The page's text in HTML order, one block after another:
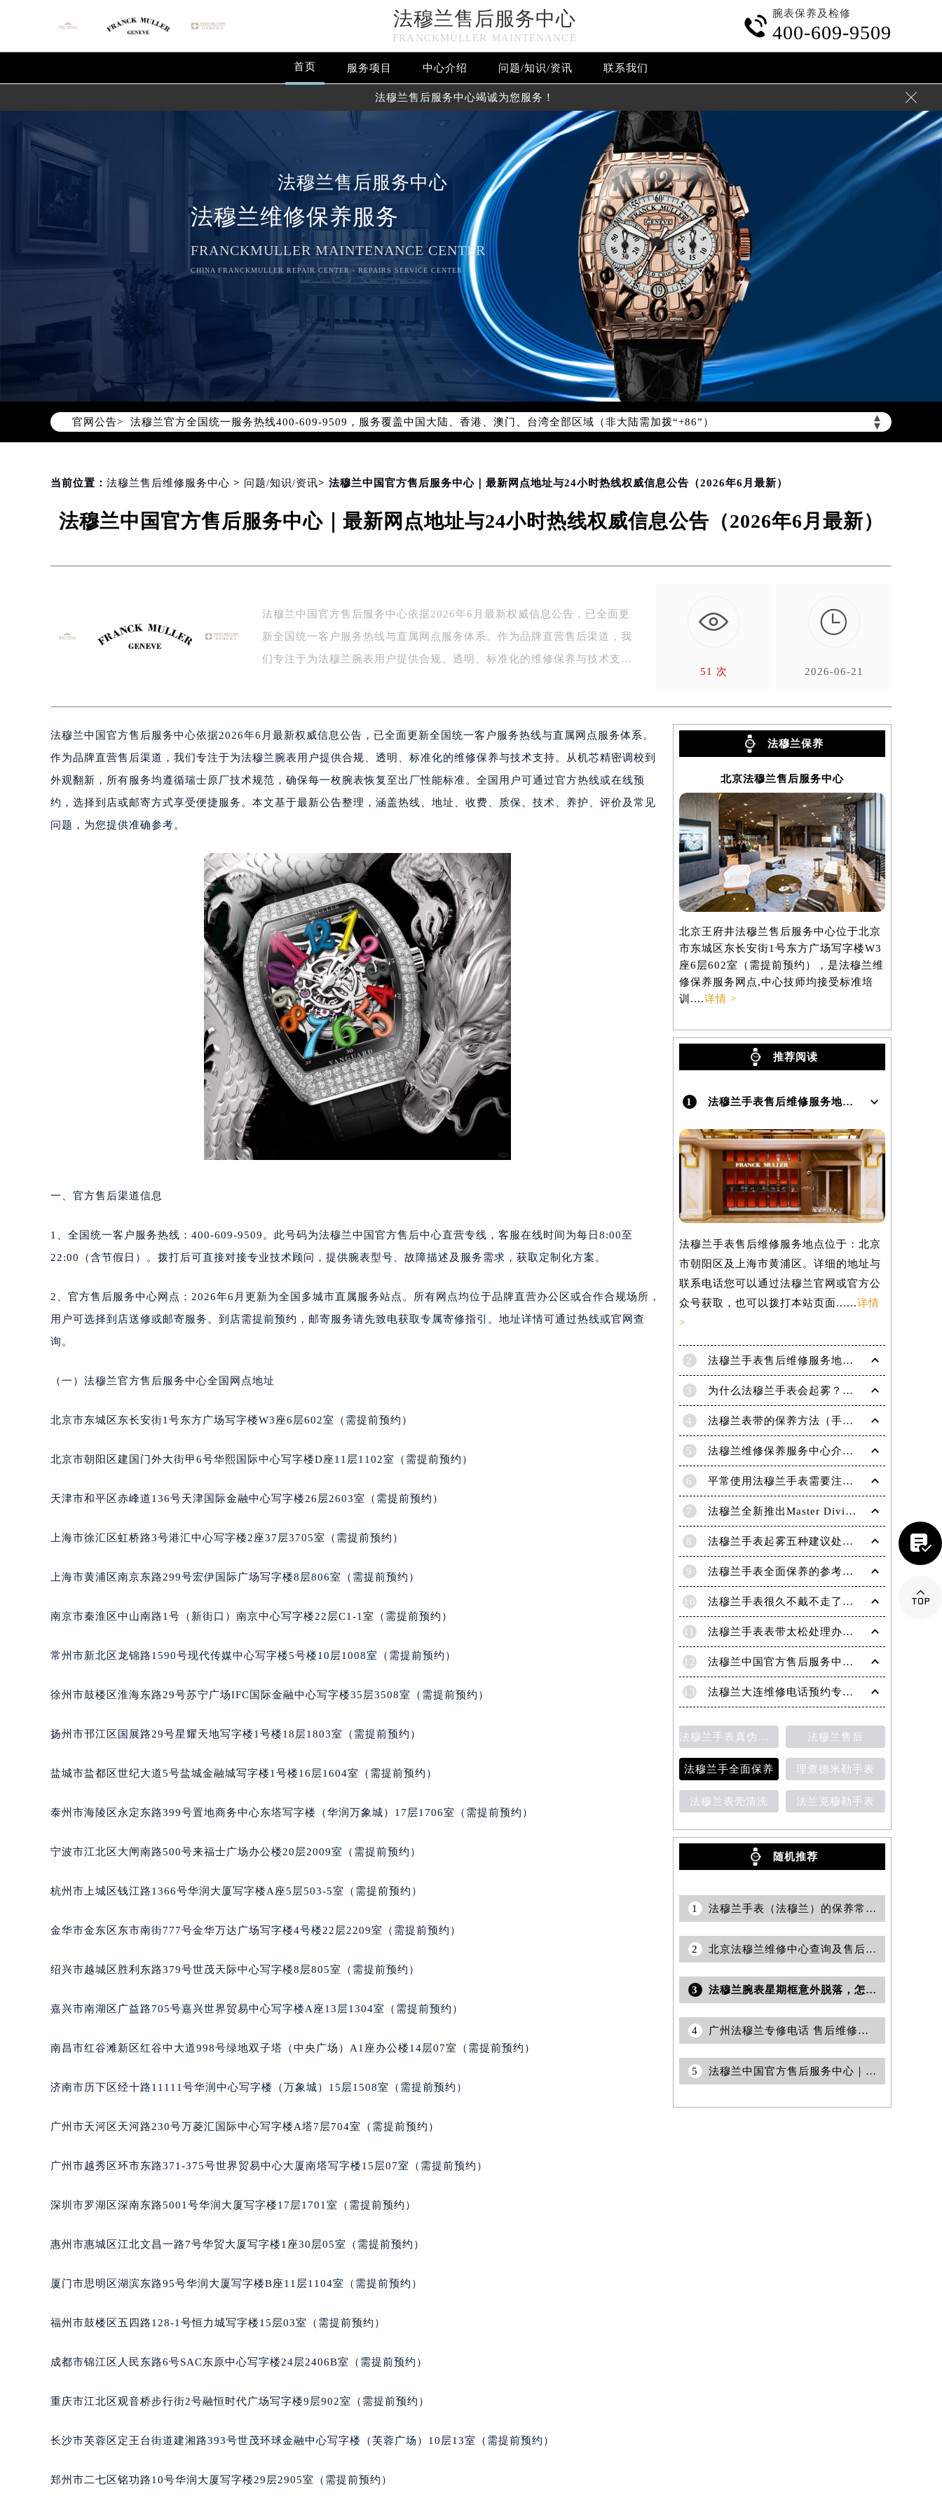
法穆兰售后服务中心
FRANCKMULLER MAINTENANCE

腕表保养及检修
400-609-9509
首页 服务项目 中心介绍 问题/知识/资讯 联系我们
法穆兰售后服务中心竭诚为您服务！ 
法穆兰售后服务中心
法穆兰维修保养服务
FRANCKMULLER MAINTENANCE CENTER
CHINA FRANCKMULLER REPAIR CENTER - REPAIRS SERVICE CENTER
官网公告> ▲
▼
2026年8月法穆兰中国区售后服务网络优化升级公告
2026年8月法穆兰全国官方售后客户服务热线：400-609-9509
法穆兰官方全国统一服务热线400-609-9509，服务覆盖中国大陆、香港、澳门、台湾全部区域（非大陆需加拨“+86”）
2026年8月法穆兰售后服务中心最新网点地址：
北京市东城区东长安街1号东方广场写字楼W3座6层602室（需提前预约）
上海市徐汇区虹桥路3号港汇中心写字楼2座37层3705室（需提前预约）
扬州市邗江区国展路29号星耀天地写字楼1号楼18层1803室（需提前预约）
盐城市盐都区世纪大道5号盐城金融城写字楼1号楼16层1604室（需提前预约）
泰州市海陵区永定东路399号置地商务中心东塔写字楼（华润万象城）17层1706室（需提前预约）
绍兴市越城区胜利东路379号世茂天际中心写字楼8层805室（需提前预约）
嘉兴市南湖区广益路705号嘉兴世界贸易中心写字楼A座13层1304室（需提前预约）
南昌市红谷滩新区红谷中大道998号绿地双子塔（中央广场）A1座办公楼14层07室（需提前预约）
济南市历下区经十路11111号华润中心写字楼（万象城）15层1508室（需提前预约）
广州市越秀区环市东路371-375号世界贸易中心大厦南塔写字楼15层07室（需提前预约）
深圳市罗湖区深南东路5001号华润大厦写字楼17层1701室（需提前预约）
惠州市惠城区江北文昌一路7号华贸大厦写字楼1座30层05室（需提前预约）
厦门市思明区湖滨东路95号华润大厦写字楼B座11层1104室（需提前预约）
福州市鼓楼区五四路128-1号恒力城写字楼15层03室（需提前预约）
成都市锦江区人民东路6号SAC东原中心写字楼24层2406B室（需提前预约）
重庆市江北区观音桥步行街2号融恒时代广场写字楼9层902室（需提前预约）
长沙市芙蓉区定王台街道建湘路393号世茂环球金融中心写字楼（芙蓉广场）10层13室（需提前预约）
郑州市二七区铭功路10号华润大厦写字楼29层2905室（需提前预约）
太原市迎泽区解放路15号亨得利名表服务中心（品牌授权店）3层整层（需提前预约）
沈阳市沈河区中街路137号亨得利名表服务中心（品牌授权店）1层整层（需提前预约）
沈阳市沈河区中街路83号亨得利名表服务中心（品牌授权店）1层整层（需提前预约）
乌鲁木齐市天山区红山路26号时代广场（CCMALL）C座17层17-B（需提前预约）
温州市鹿城区锦绣路1067号置信广场10层1015室（需提前预约）
哈尔滨市道里区友谊西路600号富力中心T2座写字楼29层03室（需提前预约）
大连市中山区人民路15号国际金融大厦7层G室（需提前预约）
佛山市禅城区季华五路57号万科金融中心C座12层1205室（需提前预约）
南宁市青秀区金湖路59号地王大厦12楼1224室（需提前预约）
泉州市丰泽区宝洲路729号浦西万达中心写字楼A座7楼709室（需提前预约）
青岛市南区山东路6号华润大厦B座22层04室（需提前预约）
贵阳市南明区都司高架桥路33号亨特国际金融中心14楼14D（需提前预约）
石家庄市长安区中山东路39号勒泰中心写字楼B座13层07室（需提前预约）
海口市龙华区金贸东路5号海口华润大厦B座17层1707室（需提前预约）
台州市椒江区东海大道1800号腾达中心东1幢20楼2002室（需提前预约）
甘肃省兰州市七里河区西津西路16号兰州中心写字楼21层2102室（需提前预约）
黑龙江省大庆市萨尔图区会战大街法穆兰售后服务中心（需提前预约）
黑龙江省黑河市爱辉区中央街法穆兰售后服务中心（需提前预约）
黑龙江省佳木斯市向阳区长安路法穆兰售后服务中心（需提前预约）
黑龙江省七台河市桃山区大同街法穆兰售后服务中心（需提前预约）
黑龙江省双鸭山市尖山区新兴大街法穆兰售后服务中心（需提前预约）
黑龙江省伊春市伊美区通河路法穆兰售后服务中心（需提前预约）
吉林省白山市浑江区浑江大街法穆兰售后服务中心（需提前预约）
吉林省辽源市龙山区人民大街法穆兰售后服务中心（需提前预约）
吉林省四平市铁东区紫气大路与南九经街交汇处法穆兰售后服务中心（需提前预约）
吉林省通化市东昌区环通乡江南大街法穆兰售后服务中心（需提前预约）
辽宁省鞍山市铁东区站前街法穆兰售后服务中心（需提前预约）
辽宁省朝阳市双塔区新华路法穆兰售后服务中心（需提前预约）
辽宁省抚顺市新抚区东一路法穆兰售后服务中心（需提前预约）
辽宁省葫芦岛市连山区中央路法穆兰售后服务中心（需提前预约）
辽宁省辽阳市白塔区新运大街法穆兰售后服务中心（需提前预约）
辽宁省铁岭市银州区南马路法穆兰售后服务中心（需提前预约）
辽宁省沈阳市沈河区中街路137号亨得利名表维修授权店1楼法穆兰售后服务中心（需提前预约）
北京市朝阳区建国门外大街甲6号华熙国际中心D座11层1102室法穆兰售后服务中心（北京总部）（需提前预约）
河北省保定市竞秀区朝阳北大街北国先天下法穆兰售后服务中心（需提前预约）
内蒙古自治区巴彦淖尔市临河区新华街法穆兰售后服务中心（需提前预约）
内蒙古自治区赤峰市红山区哈达街法穆兰售后服务中心（需提前预约）
内蒙古自治区呼伦贝尔市海拉尔区中央街法穆兰售后服务中心（需提前预约）
内蒙古自治区乌海市海勃湾区人民南路法穆兰售后服务中心（需提前预约）
内蒙古自治区锡林郭勒盟市锡林浩特市光明街与额尔敦路交叉口法穆兰售后服务中心（需提前预约）
当前位置： 法穆兰售后维修服务中心 > 问题/知识/资讯> 法穆兰中国官方售后服务中心｜最新网点地址与24小时热线权威信息公告（2026年6月最新）
法穆兰中国官方售后服务中心｜最新网点地址与24小时热线权威信息公告（2026年6月最新）
法穆兰中国官方售后服务中心依据2026年6月最新权威信息公告，已全面更
新全国统一客户服务热线与直属网点服务体系。作为品牌直营售后渠道，我
们专注于为法穆兰腕表用户提供合规、透明、标准化的维修保养与技术支
51 次

2026-06-21
法穆兰中国官方售后服务中心依据2026年6月最新权威信息公告，已全面更新全国统一客户服务热线与直属网点服务体系。
作为品牌直营售后渠道，我们专注于为法穆兰腕表用户提供合规、透明、标准化的维修保养与技术支持。从机芯精密调校到
外观翻新，所有服务均遵循瑞士原厂技术规范，确保每一枚腕表恢复至出厂性能标准。全国用户可通过官方热线或在线预
约，选择到店或邮寄方式享受便捷服务。本文基于最新公告整理，涵盖热线、地址、收费、质保、技术、养护、评价及常见
问题，为您提供准确参考。
一、官方售后渠道信息
1、全国统一客户服务热线：400-609-9509。此号码为法穆兰中国官方售后中心直营专线，客服在线时间为每日8:00至
22:00（含节假日）。拨打后可直接对接专业技术顾问，提供腕表型号、故障描述及服务需求，获取定制化方案。
2、官方售后服务中心网点：2026年6月更新为全国多城市直属服务站点。所有网点均位于品牌直营办公区或合作合规场所，
用户可选择到店送修或邮寄服务。到店需提前预约，邮寄服务请先致电获取专属寄修指引。地址详情可通过热线或官网查
询。
（一）法穆兰官方售后服务中心全国网点地址
北京市东城区东长安街1号东方广场写字楼W3座6层602室（需提前预约）
北京市朝阳区建国门外大街甲6号华熙国际中心写字楼D座11层1102室（需提前预约）
天津市和平区赤峰道136号天津国际金融中心写字楼26层2603室（需提前预约）
上海市徐汇区虹桥路3号港汇中心写字楼2座37层3705室（需提前预约）
上海市黄浦区南京东路299号宏伊国际广场写字楼8层806室（需提前预约）
南京市秦淮区中山南路1号（新街口）南京中心写字楼22层C1-1室（需提前预约）
常州市新北区龙锦路1590号现代传媒中心写字楼5号楼10层1008室（需提前预约）
徐州市鼓楼区淮海东路29号苏宁广场IFC国际金融中心写字楼35层3508室（需提前预约）
扬州市邗江区国展路29号星耀天地写字楼1号楼18层1803室（需提前预约）
盐城市盐都区世纪大道5号盐城金融城写字楼1号楼16层1604室（需提前预约）
泰州市海陵区永定东路399号置地商务中心东塔写字楼（华润万象城）17层1706室（需提前预约）
宁波市江北区大闸南路500号来福士广场办公楼20层2009室（需提前预约）
杭州市上城区钱江路1366号华润大厦写字楼A座5层503-5室（需提前预约）
金华市金东区东市南街777号金华万达广场写字楼4号楼22层2209室（需提前预约）
绍兴市越城区胜利东路379号世茂天际中心写字楼8层805室（需提前预约）
嘉兴市南湖区广益路705号嘉兴世界贸易中心写字楼A座13层1304室（需提前预约）
南昌市红谷滩新区红谷中大道998号绿地双子塔（中央广场）A1座办公楼14层07室（需提前预约）
济南市历下区经十路11111号华润中心写字楼（万象城）15层1508室（需提前预约）
广州市天河区天河路230号万菱汇国际中心写字楼A塔7层704室（需提前预约）
广州市越秀区环市东路371-375号世界贸易中心大厦南塔写字楼15层07室（需提前预约）
深圳市罗湖区深南东路5001号华润大厦写字楼17层1701室（需提前预约）
惠州市惠城区江北文昌一路7号华贸大厦写字楼1座30层05室（需提前预约）
厦门市思明区湖滨东路95号华润大厦写字楼B座11层1104室（需提前预约）
福州市鼓楼区五四路128-1号恒力城写字楼15层03室（需提前预约）
成都市锦江区人民东路6号SAC东原中心写字楼24层2406B室（需提前预约）
重庆市江北区观音桥步行街2号融恒时代广场写字楼9层902室（需提前预约）
长沙市芙蓉区定王台街道建湘路393号世茂环球金融中心写字楼（芙蓉广场）10层13室（需提前预约）
郑州市二七区铭功路10号华润大厦写字楼29层2905室（需提前预约）
法穆兰保养
北京法穆兰售后服务中心
北京王府井法穆兰售后服务中心位于北京
市东城区东长安街1号东方广场写字楼W3
座6层602室（需提前预约），是法穆兰维
修保养服务网点,中心技师均接受标准培
训....详情 >
推荐阅读
1 法穆兰手表售后维修服务地点在哪里呢？
法穆兰手表售后维修服务地点位于：北京
市朝阳区及上海市黄浦区。详细的地址与
联系电话您可以通过法穆兰官网或官方公
众号获取，也可以拨打本站页面......详情
>
2 法穆兰手表售后维修服务地点电话是多少？
3 为什么法穆兰手表会起雾？(法穆兰手表起雾处理方法？)
4 法穆兰表带的保养方法（手表如何保养）
5 法穆兰维修保养服务中心介绍 | 法穆兰
6 平常使用法穆兰手表需要注意哪些事项|法穆兰技师为您讲解
7 法穆兰全新推出Master Diving限量版腕表
8 法穆兰手表起雾五种建议处理方法！
9 法穆兰手表全面保养的参考建议！
10 法穆兰手表很久不戴不走了处理技巧盘点
11 法穆兰手表表带太松处理办法详解
12 法穆兰中国官方售后服务中心｜地址与客户服务热线权威信息通知（2026年7月最新）
13 法穆兰大连维修电话预约专业售后保养服务权威公示（2026年7月最新）
法穆兰手表真伪鉴别 法穆兰售后
法穆兰手全面保养 理查德米勒手表
法穆兰表壳清洗 法兰克穆勒手表
随机推荐
1 法穆兰手表（法穆兰）的保养常识！
2 北京法穆兰维修中心查询及售后服务网点权威公示（2026年7月最新）
3 法穆兰腕表星期框意外脱落，怎么办？轻松解决攻略
4 广州法穆兰专修电话 售后维修保养服务中心权威公示（2026年7月最新）
5 法穆兰中国官方售后服务中心｜热线电话与完整地址权威信息通知（2026年7月最新）

